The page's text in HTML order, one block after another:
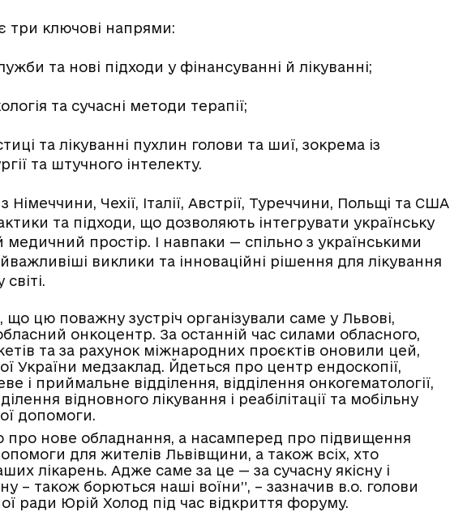
три ключові напрями:
та нові підходи у фінансуванні й лікуванні;
та сучасні методи терапії;
та лікуванні пухлин голови та шиї, зокрема із
та штучного інтелекту.
Німеччини, Чехії, Італії, Австрії, Туреччини, Польщі та США
та підходи, що дозволяють інтегрувати українську
простір. І навпаки — спільно з українськими
виклики та інноваційні рішення для лікування
що цю поважну зустріч організували саме у Львові,
онкоцентр. За останній час силами обласного,
та за рахунок міжнародних проєктів оновили цей,
України медзаклад. Йдеться про центр ендоскопії,
і приймальне відділення, відділення онкогематології,
відновного лікування і реабілітації та мобільну
допомоги.
про нове обладнання, а насамперед про підвищення
для жителів Львівщини, а також всіх, хто
лікарень. Адже саме за це — за сучасну якісну і
– також борються наші воїни”, – зазначив в.о. голови
ради Юрій Холод під час відкриття форуму.